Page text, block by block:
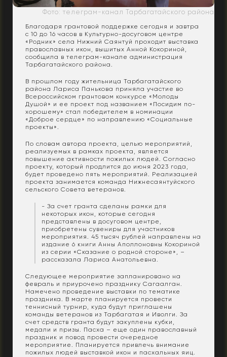
Фото: телеграм-канал Тарбагатайского района
Благодаря грантовой поддержке сегодня и завтра
с 10 до 16 часов в Культурно-досуговом центре
«Родник» села Нижний Саянтуй проходит выставка
православных икон, вышитых Анной Кокориной,
сообщила в телеграм-канале администрация
Тарбагатайского района.
В прошлом году жительница Тарбагатайского
района Лариса Панькова приняла участие во
Всероссийском грантовом конкурсе «Молоды
Душой» и ее проект под названием «Посидим по-
хорошему» стал победителем в номинации
«Доброе сердце» по направлению «Социальные
проекты».
По словам автора проекта, целью мероприятий,
реализуемых в рамках проекта, является
повышение активности пожилых людей. Согласно
проекту, который продлится до июня 2023 года,
будет проведено пять мероприятий. Реализацией
проекта занимается команда Нижнесаянтуйского
сельского Совета ветеранов.
- За счет гранта сделаны рамки для
некоторых икон, которые сегодня
представлены в досуговом центре,
приобретены сувениры для участников
мероприятия. 45 тысяч рублей направлены на
издание 6 книги Анны Аполлоновны Кокориной
из серии «Сказание о родной стороне», –
рассказала Лариса Анатольевна.
Следующее мероприятие запланировано на
февраль и приурочено празднику Сагаалган.
Намечено проведение выставки по тематике
праздника. В марте планируется провести
теннисный турнир, куда будут приглашены
команды ветеранов из Тарбагатая и Иволги. За
счет средств гранта будут закуплены кубки,
медали и призы. Пасха – еще один православный
праздник и повод провести очередное
мероприятие. Планируется привлечь внимание
пожилых людей выставкой икон и пасхальных яиц.